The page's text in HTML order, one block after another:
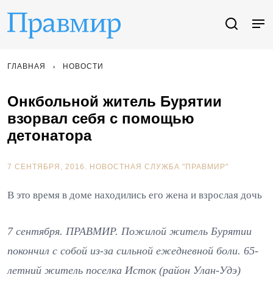
ГЛАВНАЯ НОВОСТИ
Онкбольной житель Бурятии
взорвал себя с помощью
детонатора
7 СЕНТЯБРЯ, 2016. НОВОСТНАЯ СЛУЖБА "ПРАВМИР"
В это время в доме находились его жена и взрослая дочь
7 сентября. ПРАВМИР. Пожилой житель Бурятии
покончил с собой из-за сильной ежедневной боли. 65-
летний житель поселка Исток (район Улан-Удэ)